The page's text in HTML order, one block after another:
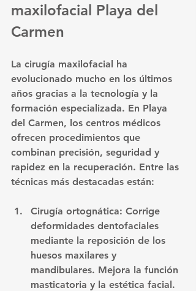
maxilofacial Playa del
Carmen
La cirugía maxilofacial ha
evolucionado mucho en los últimos
años gracias a la tecnología y la
formación especializada. En Playa
del Carmen, los centros médicos
ofrecen procedimientos que
combinan precisión, seguridad y
rapidez en la recuperación. Entre las
técnicas más destacadas están:
Cirugía ortognática: Corrige
deformidades dentofaciales
mediante la reposición de los
huesos maxilares y
mandibulares. Mejora la función
masticatoria y la estética facial.